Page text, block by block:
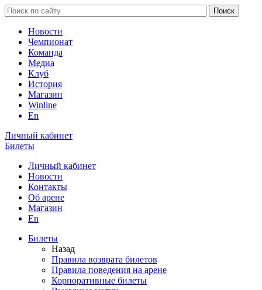
Новости
Чемпионат
Команда
Медиа
Клуб
История
Магазин
Winline
En
Личный кабинет
Билеты
Личный кабинет
Новости
Контакты
Об арене
Магазин
En
Билеты
Назад
Правила возврата билетов
Правила поведения на арене
Корпоративные билеты